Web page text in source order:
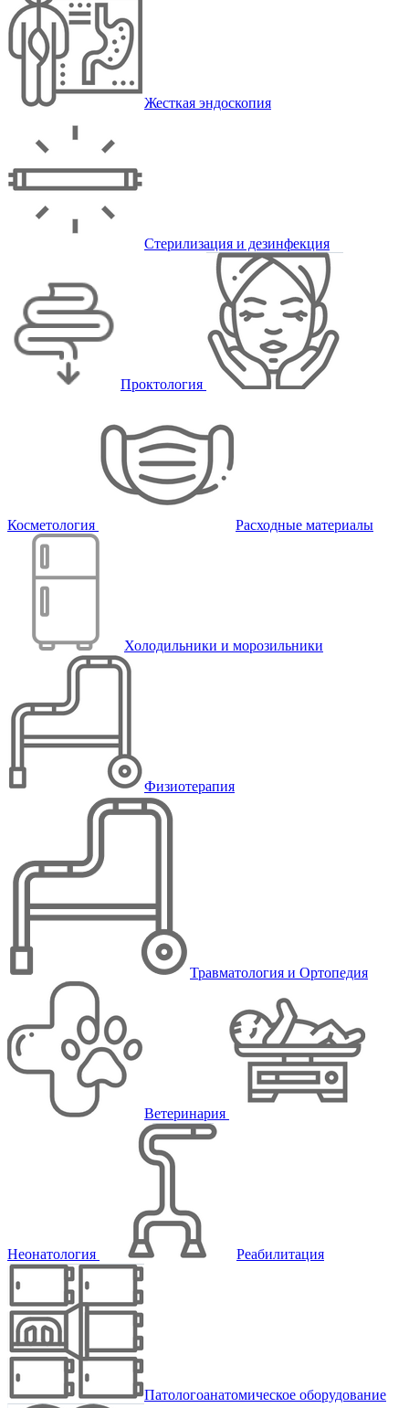
Жесткая эндоскопия
Стерилизация и дезинфекция
Проктология
Косметология Расходные материалы
Холодильники и морозильники
Физиотерапия
Травматология и Ортопедия
Ветеринария
Неонатология Реабилитация
Патологоанатомическое оборудование